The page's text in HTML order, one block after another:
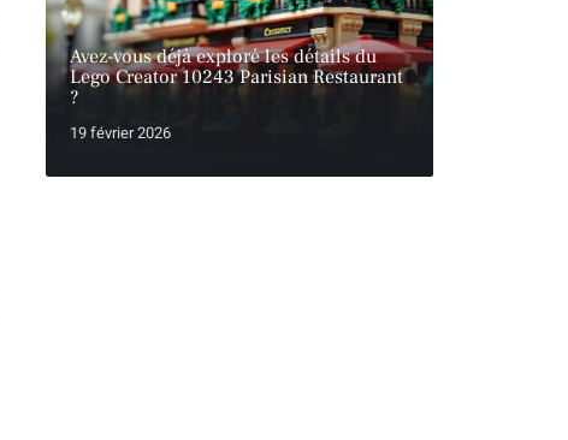
Avez-vous déjà exploré les détails du
Lego Creator 10243 Parisian Restaurant
?
19 février 2026